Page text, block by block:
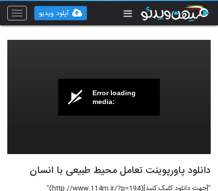
Toggle
آپلود ویدیو
Error loading
media:
دانلود پاورپوینت تعامل محیط طبیعی با انسان
"[جهت دانلود کلیک کنید](http://www.114m.ir/?p=194)"